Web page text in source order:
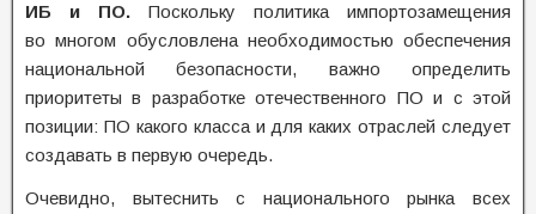
ИБ и ПО. Поскольку политика импортозамещения
во многом обусловлена необходимостью обеспечения
национальной безопасности, важно определить
приоритеты в разработке отечественного ПО и с этой
позиции: ПО какого класса и для каких отраслей следует
создавать в первую очередь.
Очевидно, вытеснить с национального рынка всех